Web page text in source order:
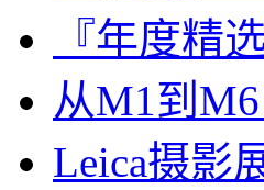
『年度精
从M1到
Leica摄影